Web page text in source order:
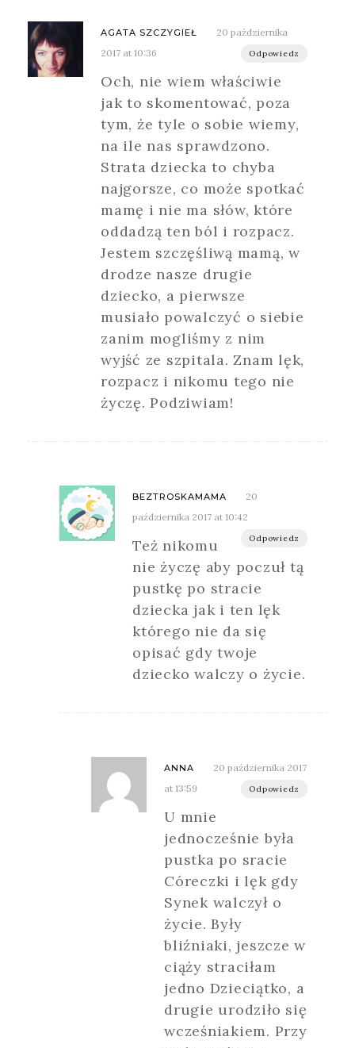
AGATA SZCZYGIEŁ
20 października
2017 at 10:36
Odpowiedz
Och, nie wiem właściwie
jak to skomentować, poza
tym, że tyle o sobie wiemy,
na ile nas sprawdzono.
Strata dziecka to chyba
najgorsze, co może spotkać
mamę i nie ma słów, które
oddadzą ten ból i rozpacz.
Jestem szczęśliwą mamą, w
drodze nasze drugie
dziecko, a pierwsze
musiało powalczyć o siebie
zanim mogliśmy z nim
wyjść ze szpitala. Znam lęk,
rozpacz i nikomu tego nie
życzę. Podziwiam!
BEZTROSKAMAMA
20
października 2017 at 10:42
Odpowiedz
Też nikomu
nie życzę aby poczuł tą
pustkę po stracie
dziecka jak i ten lęk
którego nie da się
opisać gdy twoje
dziecko walczy o życie.
ANNA
20 października 2017
at 13:59
Odpowiedz
U mnie
jednocześnie była
pustka po sracie
Córeczki i lęk gdy
Synek walczył o
życie. Były
bliźniaki, jeszcze w
ciąży straciłam
jedno Dzieciątko, a
drugie urodziło się
wcześniakiem. Przy